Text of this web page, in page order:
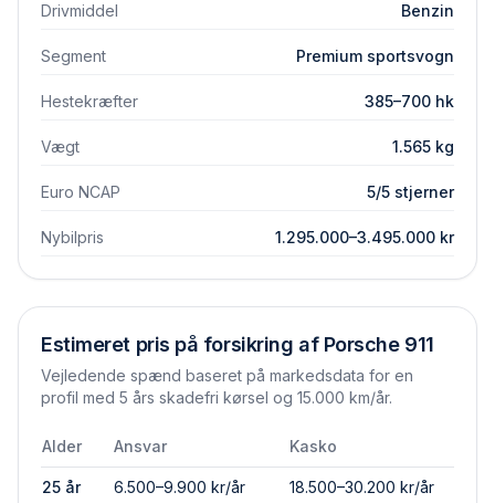
Drivmiddel Benzin
Segment Premium sportsvogn
Hestekræfter 385–700 hk
Vægt 1.565 kg
Euro NCAP 5/5 stjerner
Nybilpris 1.295.000–3.495.000 kr
Estimeret pris på forsikring af Porsche 911
Vejledende spænd baseret på markedsdata for en
profil med 5 års skadefri kørsel og 15.000 km/år.
Alder Ansvar Kasko
25 år 6.500–9.900 kr/år 18.500–30.200 kr/år